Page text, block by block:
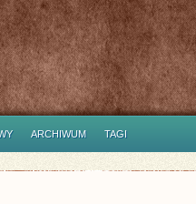
ARCHIWUM TAGI